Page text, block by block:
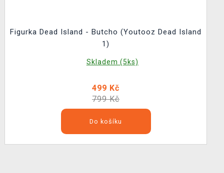
Figurka Dead Island - Butcho (Youtooz Dead Island
1)
Skladem (5ks)
499 Kč
799 Kč
Do košíku